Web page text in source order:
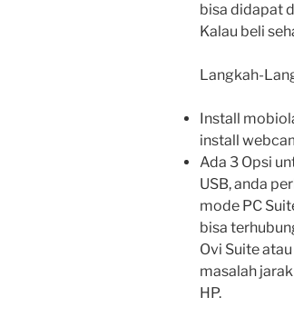
bisa didapat
Kalau beli
Langkah-
Install
install
Ada 3 Opsi
USB, anda
mode PC
bisa
Ovi Suite
masalah
HP.